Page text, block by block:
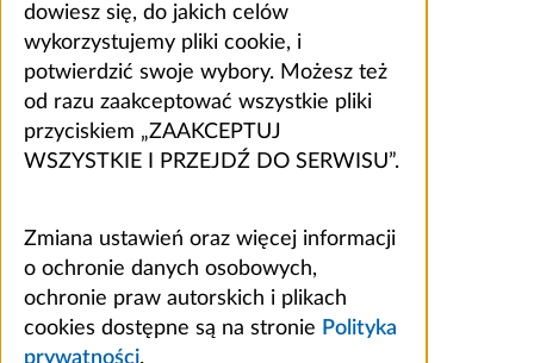
dowiesz się, do jakich celów
wykorzystujemy pliki cookie, i
potwierdzić swoje wybory. Możesz też
od razu zaakceptować wszystkie pliki
przyciskiem „ZAAKCEPTUJ
WSZYSTKIE I PRZEJDŹ DO SERWISU”.
Zmiana ustawień oraz więcej informacji
o ochronie danych osobowych,
ochronie praw autorskich i plikach
cookies dostępne są na stronie Polityka
prywatności.